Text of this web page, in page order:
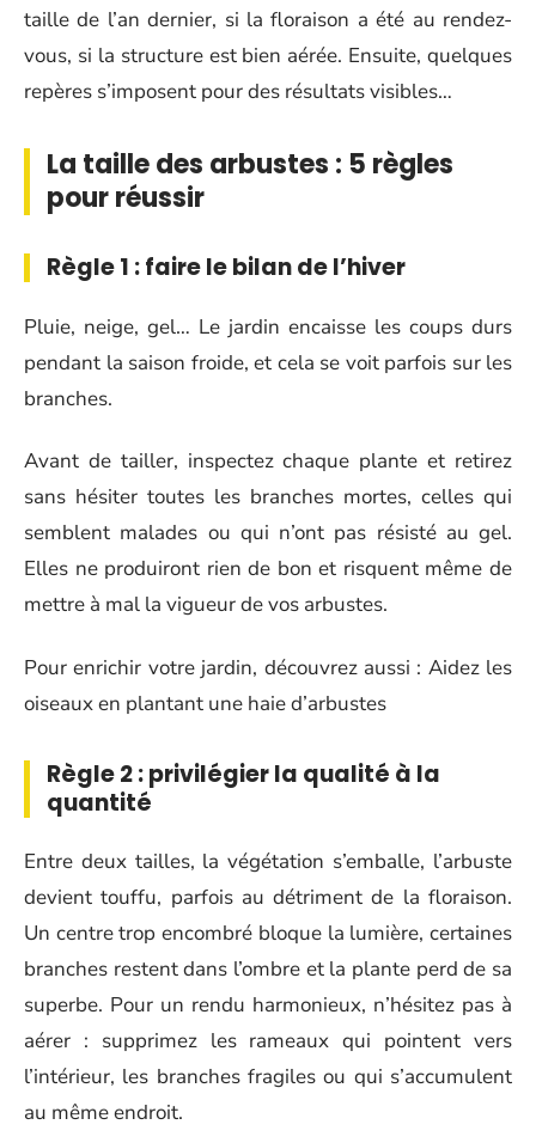
taille de l’an dernier, si la floraison a été au rendez-
vous, si la structure est bien aérée. Ensuite, quelques
repères s’imposent pour des résultats visibles…
La taille des arbustes : 5 règles
pour réussir
Règle 1 : faire le bilan de l’hiver
Pluie, neige, gel… Le jardin encaisse les coups durs
pendant la saison froide, et cela se voit parfois sur les
branches.
Avant de tailler, inspectez chaque plante et retirez
sans hésiter toutes les branches mortes, celles qui
semblent malades ou qui n’ont pas résisté au gel.
Elles ne produiront rien de bon et risquent même de
mettre à mal la vigueur de vos arbustes.
Pour enrichir votre jardin, découvrez aussi : Aidez les
oiseaux en plantant une haie d’arbustes
Règle 2 : privilégier la qualité à la
quantité
Entre deux tailles, la végétation s’emballe, l’arbuste
devient touffu, parfois au détriment de la floraison.
Un centre trop encombré bloque la lumière, certaines
branches restent dans l’ombre et la plante perd de sa
superbe. Pour un rendu harmonieux, n’hésitez pas à
aérer : supprimez les rameaux qui pointent vers
l’intérieur, les branches fragiles ou qui s’accumulent
au même endroit.